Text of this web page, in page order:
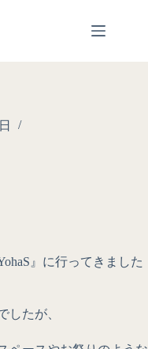
』に行ってきました
したが、